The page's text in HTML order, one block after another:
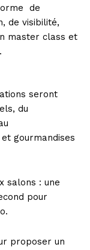
de
de visibilité,
master class et
seront
du
gourmandises
salons : une
pour
proposer un